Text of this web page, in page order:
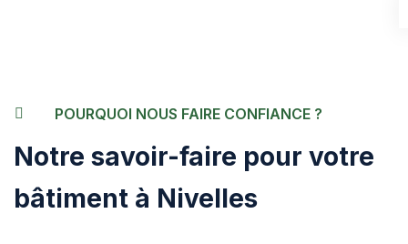
POURQUOI NOUS FAIRE CONFIANCE ?
Notre savoir-faire pour votre
bâtiment à Nivelles